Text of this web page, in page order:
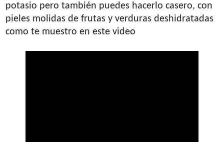
potasio pero también puedes hacerlo casero, con
pieles molidas de frutas y verduras deshidratadas
como te muestro en este video